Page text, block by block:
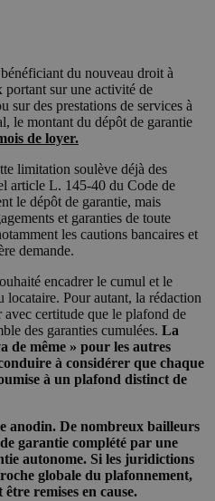
du nouveau droit à
portant sur une activité de
sur des prestations de services à
le montant du dépôt de garantie
de loyer.
limitation soulève déjà des
article L. 145-40 du Code de
le dépôt de garantie, mais
et garanties de toute
les cautions bancaires et
demande.
encadrer le cumul et le
locataire. Pour autant, la rédaction
avec certitude que le plafond de
des garanties cumulées. La
de même » pour les autres
à considérer que chaque
à un plafond distinct de
anodin. De nombreux bailleurs
garantie complété par une
autonome. Si les juridictions
globale du plafonnement,
remises en cause.